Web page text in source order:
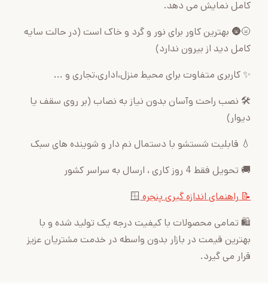
کامل نمایش می دهد.
🌝🌚 بهترین کاور برای نور و گرد و خاک است (در حالت سایه
کامل دید از بیرون ندارد)
✨ کاربری متفاوت برای محیط منزل،اداری،تجاری و ...
🛠 نصب راحت وآسان بدون نیاز به نصاب (بر روی سقف یا
دیوار)
💧 قابلیت شستشو با دستمال نم دار و شوینده های سبک
🚚 تحویل فقط 4 روز کاری ، ارسال به سراسر کشور
📝 راهنمای اندازه گیری پنجره🪟
🛍 تمامی محصولات با کیفیت درجه یک تولید شده و با
بهترین قیمت در بازار بدون واسطه در خدمت مشتریان عزیز
قرار می گیرد.